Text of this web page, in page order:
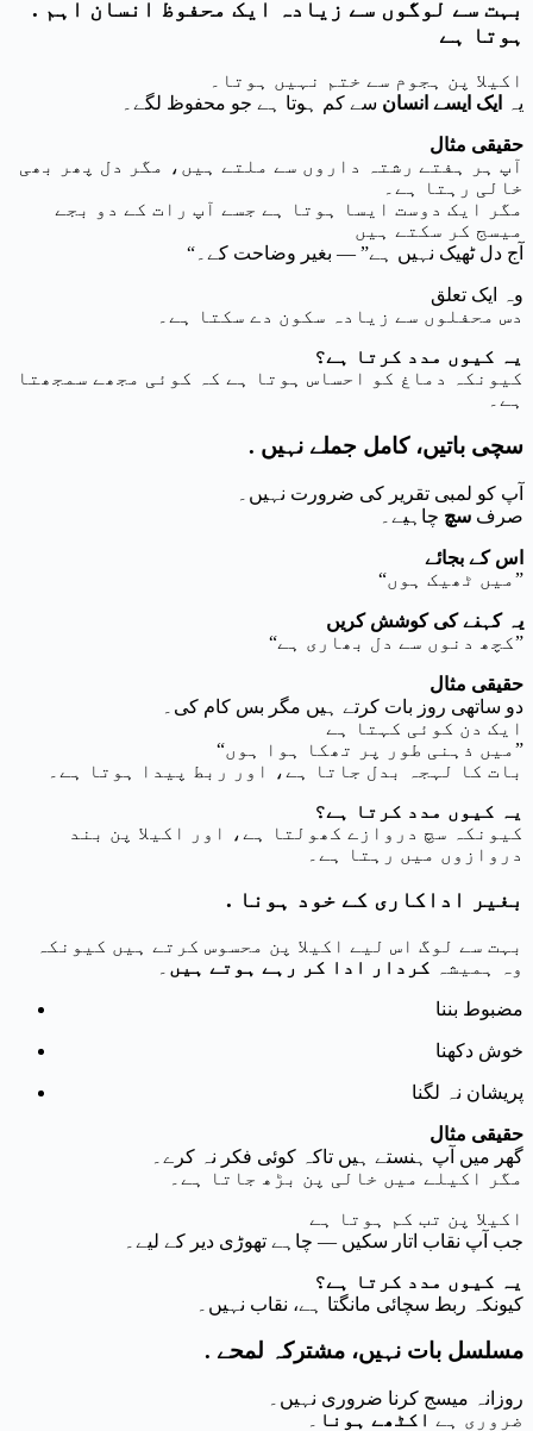
. بہت سے لوگوں سے زیادہ ایک محفوظ انسان اہم
ہوتا ہے
اکیلا پن ہجوم سے ختم نہیں ہوتا۔
یہ
ایک ایسے انسان سے کم ہوتا ہے جو محفوظ لگے۔
حقیقی مثال
آپ ہر ہفتے رشتہ داروں سے ملتے ہیں، مگر دل پھر بھی
خالی رہتا ہے۔
مگر ایک دوست ایسا ہوتا ہے جسے آپ رات کے دو بجے
میسج کر سکتے ہیں
“آج دل ٹھیک نہیں ہے” — بغیر وضاحت کے۔
وہ ایک تعلق
دس محفلوں سے زیادہ سکون دے سکتا ہے۔
یہ کیوں مدد کرتا ہے؟
کیونکہ دماغ کو احساس ہوتا ہے کہ کوئی مجھے سمجھتا
ہے۔
. سچی باتیں، کامل جملے نہیں
آپ کو لمبی تقریر کی ضرورت نہیں۔
صرف سچ چاہیے۔
اس کے بجائے
“میں ٹھیک ہوں”
یہ کہنے کی کوشش کریں
“کچھ دنوں سے دل بھاری ہے”
حقیقی مثال
دو ساتھی روز بات کرتے ہیں مگر بس کام کی۔
ایک دن کوئی کہتا ہے
“میں ذہنی طور پر تھکا ہوا ہوں”
بات کا لہجہ بدل جاتا ہے، اور ربط پیدا ہوتا ہے۔
یہ کیوں مدد کرتا ہے؟
کیونکہ سچ دروازے کھولتا ہے، اور اکیلا پن بند
دروازوں میں رہتا ہے۔
. بغیر اداکاری کے خود ہونا
بہت سے لوگ اس لیے اکیلا پن محسوس کرتے ہیں کیونکہ
وہ ہمیشہ کردار ادا کر رہے ہوتے ہیں
مضبوط بننا
خوش دکھنا
پریشان نہ لگنا
حقیقی مثال
گھر میں آپ ہنستے ہیں تاکہ کوئی فکر نہ کرے۔
مگر اکیلے میں خالی پن بڑھ جاتا ہے۔
اکیلا پن تب کم ہوتا ہے
جب آپ نقاب اتار سکیں — چاہے تھوڑی دیر کے لیے۔
یہ کیوں مدد کرتا ہے؟
کیونکہ ربط سچائی مانگتا ہے، نقاب نہیں۔
. مسلسل بات نہیں، مشترکہ لمحے
روزانہ میسج کرنا ضروری نہیں۔
ضروری ہے اکٹھے ہونا